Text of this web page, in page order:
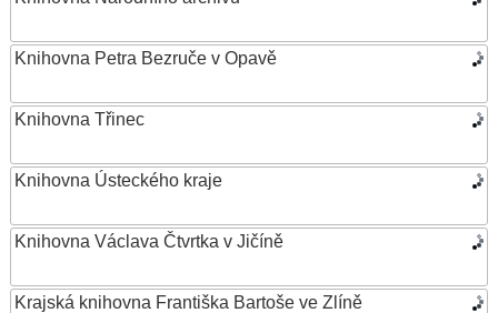
Knihovna Petra Bezruče v Opavě
Knihovna Třinec
Knihovna Ústeckého kraje
Knihovna Václava Čtvrtka v Jičíně
Krajská knihovna Františka Bartoše ve Zlíně